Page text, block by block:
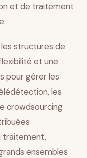
et de traitement
structures de
et une
pour gérer les
les
crowdsourcing
traitement,
ensembles